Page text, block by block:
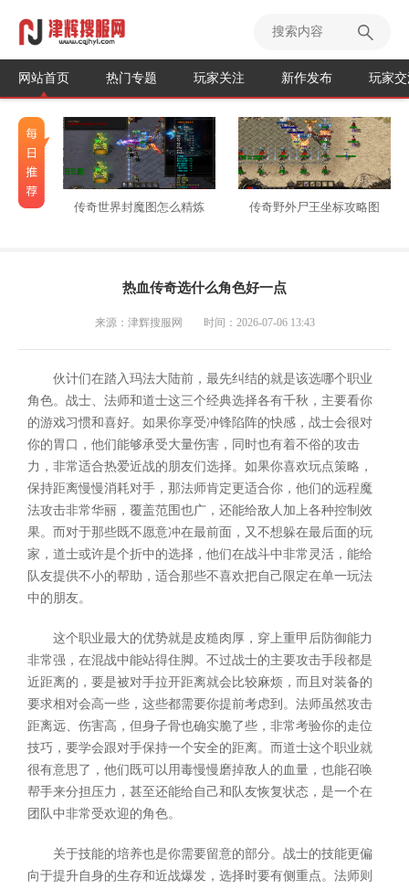
网站首页 热门专题 玩家关注 新作发布 玩家
传奇世界封魔图怎么精炼 传奇野外尸王坐标攻略图
热血传奇选什么角色好一点
来源：津辉搜服网 时间：2026-07-06 13:43
伙计们在踏入玛法大陆前，最先纠结的就是该选哪个职业
角色。战士、法师和道士这三个经典选择各有千秋，主要看你
的游戏习惯和喜好。如果你享受冲锋陷阵的快感，战士会很对
你的胃口，他们能够承受大量伤害，同时也有着不俗的攻击
力，非常适合热爱近战的朋友们选择。如果你喜欢玩点策略，
保持距离慢慢消耗对手，那法师肯定更适合你，他们的远程魔
法攻击非常华丽，覆盖范围也广，还能给敌人加上各种控制效
果。而对于那些既不愿意冲在最前面，又不想躲在最后面的玩
家，道士或许是个折中的选择，他们在战斗中非常灵活，能给
队友提供不小的帮助，适合那些不喜欢把自己限定在单一玩法
中的朋友。
这个职业最大的优势就是皮糙肉厚，穿上重甲后防御能力
非常强，在混战中能站得住脚。不过战士的主要攻击手段都是
近距离的，要是被对手拉开距离就会比较麻烦，而且对装备的
要求相对会高一些，这些都需要你提前考虑到。法师虽然攻击
距离远、伤害高，但身子骨也确实脆了些，非常考验你的走位
技巧，要学会跟对手保持一个安全的距离。而道士这个职业就
很有意思了，他们既可以用毒慢慢磨掉敌人的血量，也能召唤
帮手来分担压力，甚至还能给自己和队友恢复状态，是一个在
团队中非常受欢迎的角色。
关于技能的培养也是你需要留意的部分。战士的技能更偏
向于提升自身的生存和近战爆发，选择时要有侧重点。法师则